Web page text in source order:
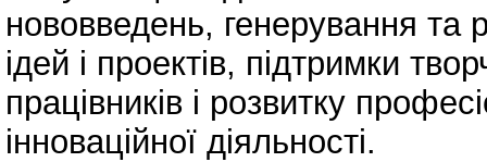
нововведень, генерування та
ідей і проектів, підтримки
працівників і розвитку
інноваційної діяльності.